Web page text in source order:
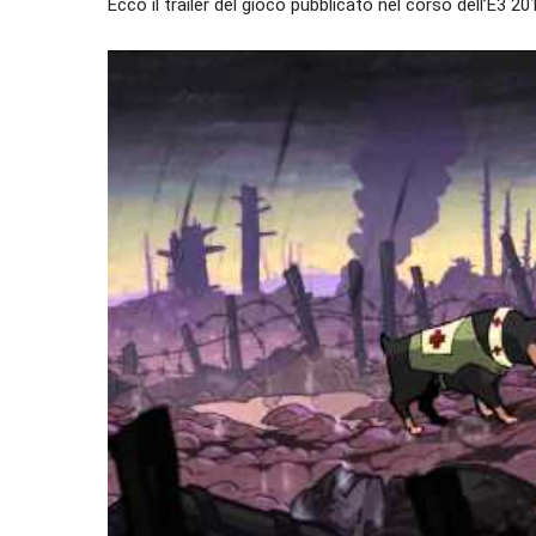
Ecco il trailer del gioco pubblicato nel corso dell’E3